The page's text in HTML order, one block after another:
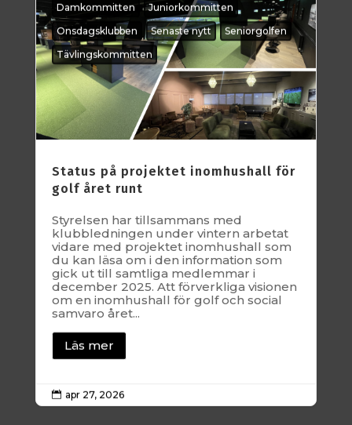
Damkommitten
Juniorkommitten
Onsdagsklubben
Senaste nytt
Seniorgolfen
Tävlingskommitten
Status på projektet inomhushall för
golf året runt
Styrelsen har tillsammans med
klubbledningen under vintern arbetat
vidare med projektet inomhushall som
du kan läsa om i den information som
gick ut till samtliga medlemmar i
december 2025. Att förverkliga visionen
om en inomhushall för golf och social
samvaro året...
Läs mer
 apr 27, 2026